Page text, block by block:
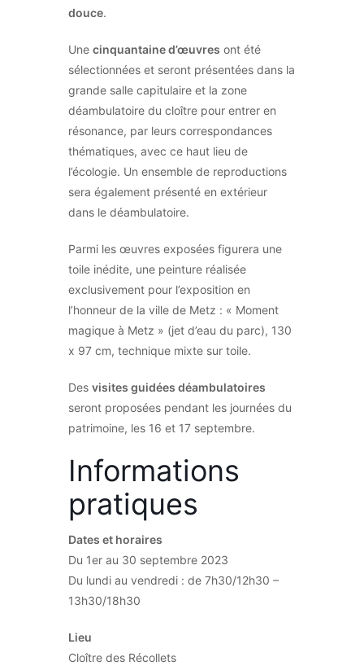
douce.
Une cinquantaine d’œuvres ont été
sélectionnées et seront présentées dans la
grande salle capitulaire et la zone
déambulatoire du cloître pour entrer en
résonance, par leurs correspondances
thématiques, avec ce haut lieu de
l’écologie. Un ensemble de reproductions
sera également présenté en extérieur
dans le déambulatoire.
Parmi les œuvres exposées figurera une
toile inédite, une peinture réalisée
exclusivement pour l’exposition en
l’honneur de la ville de Metz : « Moment
magique à Metz » (jet d’eau du parc), 130
x 97 cm, technique mixte sur toile.
Des visites guidées déambulatoires
seront proposées pendant les journées du
patrimoine, les 16 et 17 septembre.
Informations
pratiques
Dates et horaires
Du 1er au 30 septembre 2023
Du lundi au vendredi : de 7h30/12h30 –
13h30/18h30
Lieu
Cloître des Récollets